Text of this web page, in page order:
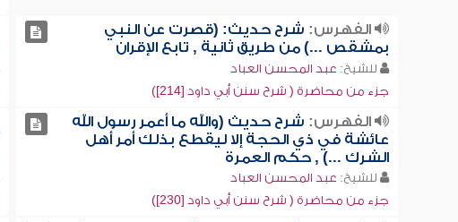
الفهرس: شرح حديث: (قصرت عن النبي
بمشقص ...) من طريق ثانية , تابع الإقران
للشيخ: عبد المحسن العباد
جزء من محاضرة ( شرح سنن أبي داود [214])
الفهرس: شرح حديث (والله ما أعمر رسول الله
عائشة في ذي الحجة إلا ليقطع بذلك أمر أهل
الشرك ...) , حكم العمرة
للشيخ: عبد المحسن العباد
جزء من محاضرة ( شرح سنن أبي داود [230])